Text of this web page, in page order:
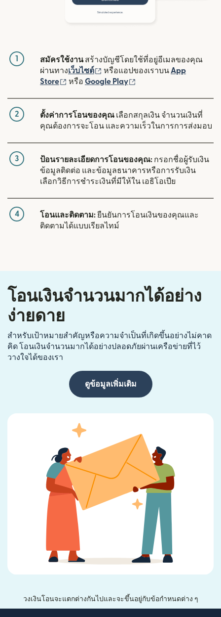
1 สมัครใช้งานสร้างบัญชีโดยใช้ที่อยู่อีเมลของคุณ
ผ่านทางเว็บไซต์ (เปิดในหน้าต่างใหม่)
หรือแอปของเราบน App
Store
(เปิดในหน้าต่างใหม่)
หรือ Google Play
2 ตั้งค่าการโอนของคุณ เลือกสกุลเงิน จำนวนเงินที่
คุณต้องการจะโอน และความเร็วในการการส่งมอบ
3 ป้อนรายละเอียดการโอนของคุณ: กรอกชื่อผู้รับเงิน
ข้อมูลติดต่อ และข้อมูลธนาคารหรือการรับเงิน
เลือกวิธีการชำระเงินที่มีให้ใน เอธิโอเปีย
4 โอนและติดตาม:ยืนยันการโอนเงินของคุณและ
ติดตามได้แบบเรียลไทม์
โอนเงินจำนวนมากได้อย่าง
ง่ายดาย
สำหรับเป้าหมายสำคัญหรือความจำเป็นที่เกิดขึ้นอย่างไม่คาด
คิด โอนเงินจำนวนมากได้อย่างปลอดภัยผ่านเครือข่ายที่ไว้
วางใจได้ของเรา
ดูข้อมูลเพิ่มเติม
วงเงินโอนจะแตกต่างกันไปและจะขึ้นอยู่กับข้อกำหนดต่าง ๆ